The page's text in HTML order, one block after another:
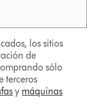
los sitios
de
sólo
terceros
y máquinas